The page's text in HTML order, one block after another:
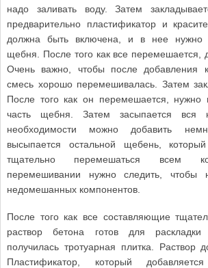
надо заливать воду. Затем
предварительно пластификатор и
должна быть включена, и в нее нужно
щебня. После того как все перемешается,
Очень важно, чтобы после добавления
смесь хорошо перемешивалась. Затем
После того как он перемешается,
часть щебня. Затем засыпается вся
необходимости можно добавить
высыпается остальной щебень,
тщательно перемешаться всем
перемешивании нужно следить,
недомешанных компонентов.
После того как все составляющие
раствор бетона готов для
получилась тротуарная плитка. Раствор
Пластификатор, который